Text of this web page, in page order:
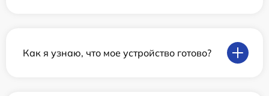
Как я узнаю, что мое устройство готово?